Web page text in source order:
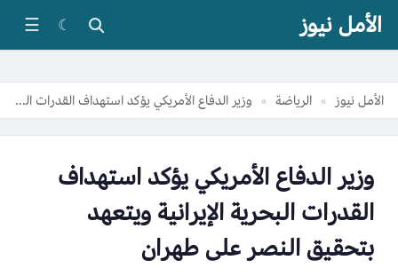
الأمل نيوز ☾
☰
الأمل نيوز » الرياضة » وزير الدفاع الأمريكي يؤكد استهداف القدرات البحرية الإيرانية ويتعهد بتحقيق النصر على طهران
وزير الدفاع الأمريكي يؤكد استهداف
القدرات البحرية الإيرانية ويتعهد
بتحقيق النصر على طهران